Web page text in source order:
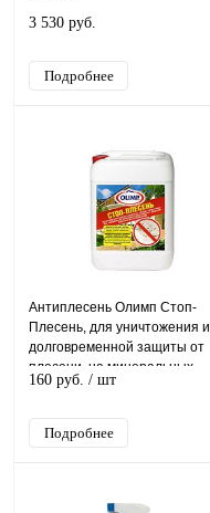
3 530 руб.
Подробнее
Антиплесень Олимп Стоп-
Плесень, для уничтожения и
долговременной защиты от
плесени, на минеральных
поверхностях, и древесине
160 руб. / шт
Подробнее